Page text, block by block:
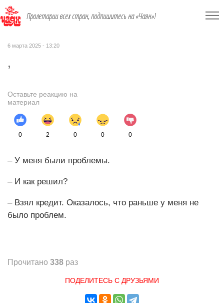
Пролетарии всех стран, подпишитесь на «Чаян»!
6 марта 2025 - 13:20
,
Оставьте реакцию на
материал
0 2 0 0 0
– У меня были проблемы.
– И как решил?
– Взял кредит. Оказалось, что раньше у меня не
было проблем.
Прочитано 338 раз
ПОДЕЛИТЕСЬ С ДРУЗЬЯМИ